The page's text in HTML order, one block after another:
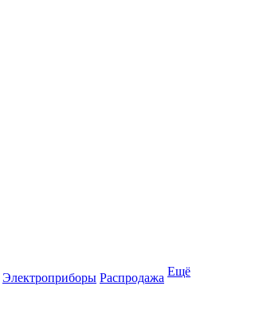
Электроприборы Распродажа Ещё